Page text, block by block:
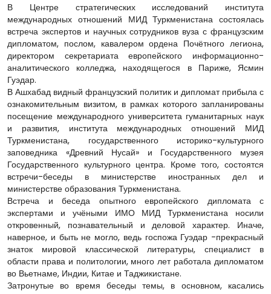
В Центре стратегических исследований института
международных отношений МИД Туркменистана состоялась
встреча экспертов и научных сотрудников вуза с французским
дипломатом, послом, кавалером ордена Почётного легиона,
директором секретариата европейского информационно-
аналитического колледжа, находящегося в Париже, Ясмин
Гуэдар.
В Ашхабад видный французский политик и дипломат прибыла с
ознакомительным визитом, в рамках которого запланированы
посещение международного университета гуманитарных наук
и развития, института международных отношений МИД
Туркменистана, государственного историко-культурного
заповедника «Древний Нусай» и Государственного музея
Государственного культурного центра. Кроме того, состоятся
встречи-беседы в министерстве иностранных дел и
министерстве образования Туркменистана.
Встреча и беседа опытного европейского дипломата с
экспертами и учёными ИМО МИД Туркменистана носили
откровенный, познавательный и деловой характер. Иначе,
наверное, и быть не могло, ведь госпожа Гуэдар -прекрасный
знаток мировой классической литературы, специалист в
области права и политологии, много лет работала дипломатом
во Вьетнаме, Индии, Китае и Таджикистане.
Затронутые во время беседы темы, в основном, касались